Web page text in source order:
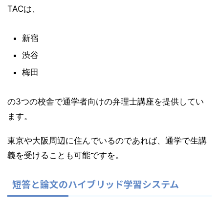
TACは、
新宿
渋谷
梅田
の3つの校舎で通学者向けの弁理士講座を提供してい
ます。
東京や大阪周辺に住んでいるのであれば、通学で生講
義を受けることも可能ですを。
短答と論文のハイブリッド学習システム